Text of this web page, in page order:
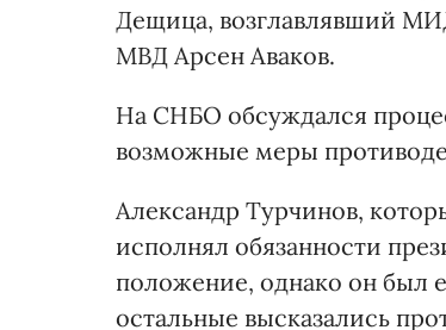
Дещица, возглавлявший
МВД Арсен Аваков.
На СНБО обсуждался
возможные меры
Александр Турчинов,
исполнял обязанности
положение, однако он был
остальные высказались